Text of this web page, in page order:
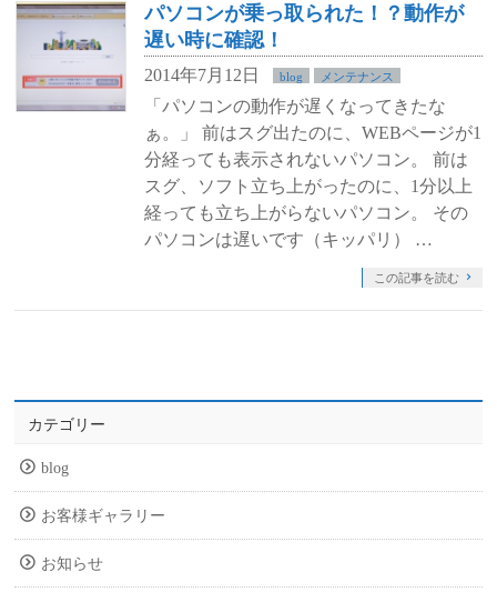
パソコンが乗っ取られた！？動作が
遅い時に確認！
2014年7月12日 blog メンテナンス
「パソコンの動作が遅くなってきたな
ぁ。」 前はスグ出たのに、WEBページが1
分経っても表示されないパソコン。 前は
スグ、ソフト立ち上がったのに、1分以上
経っても立ち上がらないパソコン。 その
パソコンは遅いです（キッパリ） …
この記事を読む
カテゴリー
blog
お客様ギャラリー
お知らせ